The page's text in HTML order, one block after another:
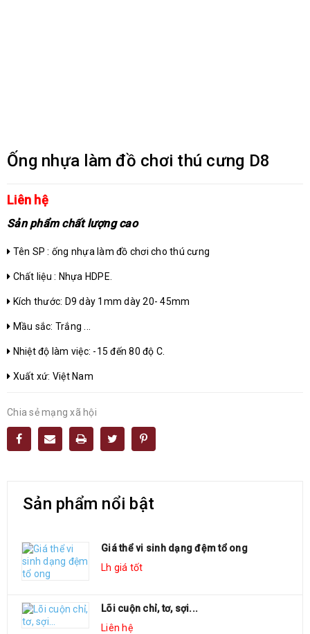
Ống nhựa làm đồ chơi thú cưng D8
Liên hệ
Sản phẩm chất lượng cao
Tên SP : ống nhựa làm đồ chơi cho thú cưng
Chất liệu : Nhựa HDPE.
Kích thước: D9 dày 1mm dày 20- 45mm
Mầu sắc: Trắng ...
Nhiệt độ làm việc: -15 đến 80 độ C.
Xuất xứ: Việt Nam
Chia sẻ mạng xã hội
Sản phẩm nổi bật
Giá thể vi sinh dạng đệm tổ ong
Lh giá tốt
Lõi cuộn chỉ, tơ, sợi...
Liên hệ